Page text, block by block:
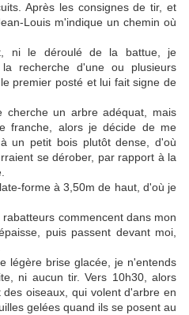
Après les consignes de tir, et
Louis m'indique un chemin où
ni le déroulé de la battue, je
recherche d'une ou plusieurs
premier posté et lui fait signe de
cherche un arbre adéquat, mais
franche, alors je décide de me
un petit bois plutôt dense, d'où
se dérober, par rapport à la
forme à 3,50m de haut, d'où je
commencent dans mon
puis passent devant moi,
légère brise glacée, je n'entends
ni aucun tir. Vers 10h30, alors
oiseaux, qui volent d'arbre en
gelées quand ils se posent au